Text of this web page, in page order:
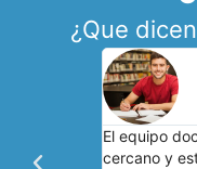
¿Que
y
El equipo
cercano y